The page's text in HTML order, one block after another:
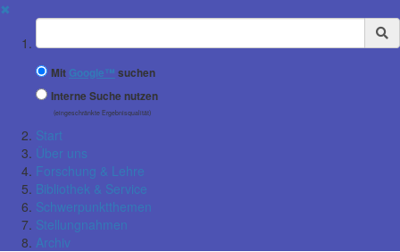
✖
Suchbegriff
Mit Google™ suchen
Interne Suche nutzen
(eingeschränkte Ergebnisqualität)
Start
Über uns
Forschung & Lehre
Bibliothek & Service
Schwerpunktthemen
Stellungnahmen
Archiv